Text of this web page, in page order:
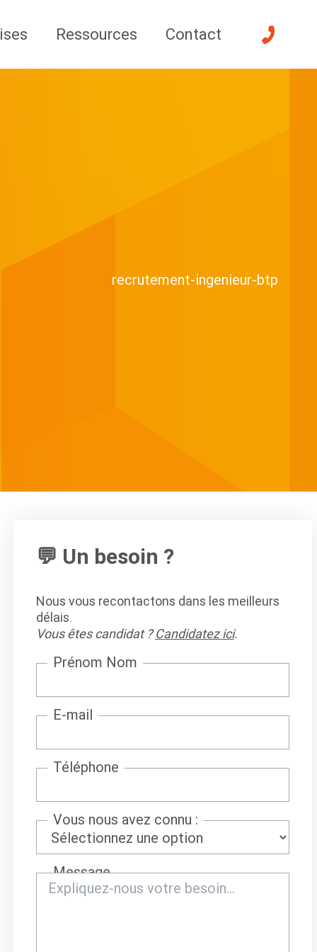
Ressources Contact
💬 Un besoin ?
Nous vous recontactons dans les meilleurs
délais.
Vous êtes candidat ?Candidatez ici.
Prénom Nom
E-mail
Téléphone
Vous nous avez connu :
Message